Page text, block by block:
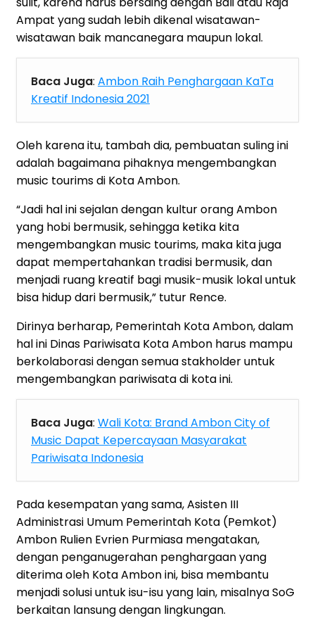
Ampat yang sudah lebih dikenal wisatawan-
wisatawan baik mancanegara maupun lokal.
Baca Juga: Ambon Raih Penghargaan KaTa
Kreatif Indonesia 2021
Oleh karena itu, tambah dia, pembuatan suling ini
adalah bagaimana pihaknya mengembangkan
music tourims di Kota Ambon.
“Jadi hal ini sejalan dengan kultur orang Ambon
yang hobi bermusik, sehingga ketika kita
mengembangkan music tourims, maka kita juga
dapat mempertahankan tradisi bermusik, dan
menjadi ruang kreatif bagi musik-musik lokal untuk
bisa hidup dari bermusik,” tutur Rence.
Dirinya berharap, Pemerintah Kota Ambon, dalam
hal ini Dinas Pariwisata Kota Ambon harus mampu
berkolaborasi dengan semua stakholder untuk
mengembangkan pariwisata di kota ini.
Baca Juga: Wali Kota: Brand Ambon City of
Music Dapat Kepercayaan Masyarakat
Pariwisata Indonesia
Pada kesempatan yang sama, Asisten III
Administrasi Umum Pemerintah Kota (Pemkot)
Ambon Rulien Evrien Purmiasa mengatakan,
dengan penganugerahan penghargaan yang
diterima oleh Kota Ambon ini, bisa membantu
menjadi solusi untuk isu-isu yang lain, misalnya SoG
berkaitan lansung dengan lingkungan.